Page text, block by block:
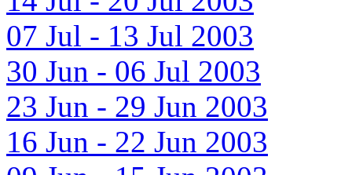
07 Jul - 13 Jul 2003
30 Jun - 06 Jul 2003
23 Jun - 29 Jun 2003
16 Jun - 22 Jun 2003